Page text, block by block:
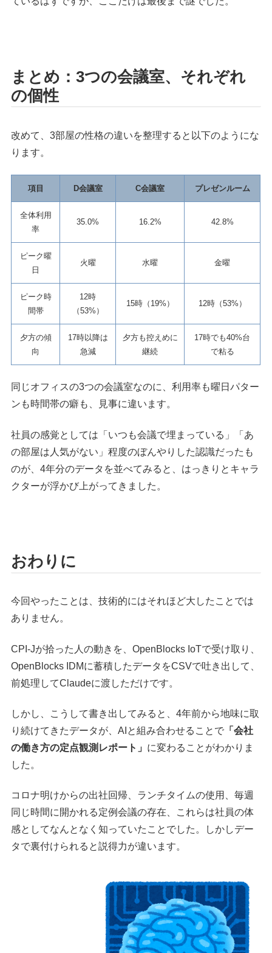
まとめ：3つの会議室、それぞれ
の個性
改めて、3部屋の性格の違いを整理すると以下のようにな
ります。
項目 D会議室 C会議室 プレゼンルーム
全体利用
率
35.0% 16.2% 42.8%
ピーク曜
日
火曜 水曜 金曜
ピーク時
間帯
12時
（53%）
15時（19%） 12時（53%）
夕方の傾
向
17時以降は
急減
夕方も控えめに
継続
17時でも40%台
で粘る
同じオフィスの3つの会議室なのに、利用率も曜日パター
ンも時間帯の癖も、見事に違います。
社員の感覚としては「いつも会議で埋まっている」「あ
の部屋は人気がない」程度のぼんやりした認識だったも
のが、4年分のデータを並べてみると、はっきりとキャラ
クターが浮かび上がってきました。
おわりに
今回やったことは、技術的にはそれほど大したことでは
ありません。
CPI-Jが拾った人の動きを、OpenBlocks IoTで受け取り、
OpenBlocks IDMに蓄積したデータをCSVで吐き出して、
前処理してClaudeに渡しただけです。
しかし、こうして書き出してみると、4年前から地味に取
り続けてきたデータが、AIと組み合わせることで 「会社
の働き方の定点観測レポート」 に変わることがわかりま
した。
コロナ明けからの出社回帰、ランチタイムの使用、毎週
同じ時間に開かれる定例会議の存在、これらは社員の体
感としてなんとなく知っていたことでした。しかしデー
タで裏付けられると説得力が違います。